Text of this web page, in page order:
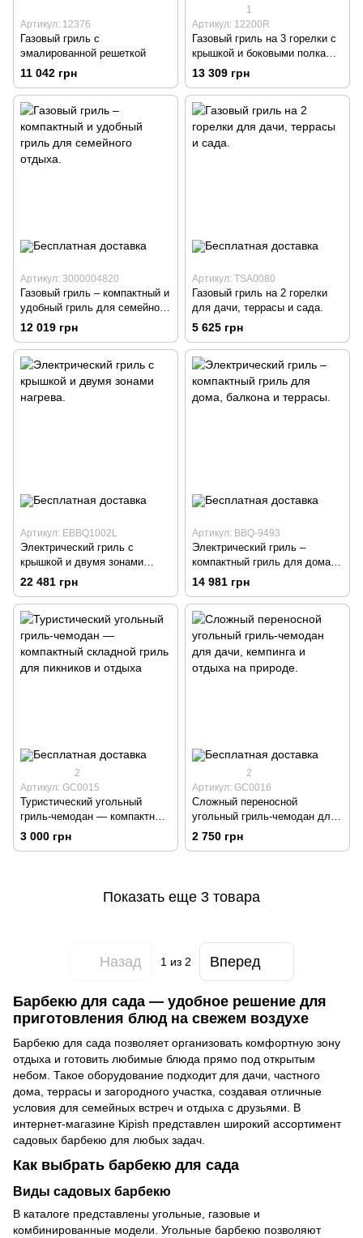
Артикул: 12376
Газовый гриль с
эмалированной решеткой
11 042 грн
1
Артикул: 12200R
Газовый гриль на 3 горелки с
крышкой и боковыми полками
— удобное решение для
13 309 грн
Артикул: 3000004820
Газовый гриль – компактный и
удобный гриль для семейного
отдыха.
12 019 грн
Артикул: TSA0080
Газовый гриль на 2 горелки
для дачи, террасы и сада.
5 625 грн
Артикул: EBBQ1002L
Электрический гриль с
крышкой и двумя зонами
нагрева.
22 481 грн
Артикул: BBQ-9493
Электрический гриль –
компактный гриль для дома,
балкона и террасы.
14 981 грн
2
Артикул: GC0015
Туристический угольный
гриль-чемодан — компактный
складной гриль для пикников
и отдыха
3 000 грн
2
Артикул: GC0016
Сложный переносной
угольный гриль-чемодан для
дачи, кемпинга и отдыха на
природе.
2 750 грн
Показать еще 3 товара
Назад 1из 2 Вперед
Барбекю для сада — удобное решение для
приготовления блюд на свежем воздухе
Барбекю для сада позволяет организовать комфортную зону
отдыха и готовить любимые блюда прямо под открытым
небом. Такое оборудование подходит для дачи, частного
дома, террасы и загородного участка, создавая отличные
условия для семейных встреч и отдыха с друзьями. В
интернет-магазине Kipish представлен широкий ассортимент
садовых барбекю для любых задач.
Как выбрать барбекю для сада
Виды садовых барбекю
В каталоге представлены угольные, газовые и
комбинированные модели. Угольные барбекю позволяют